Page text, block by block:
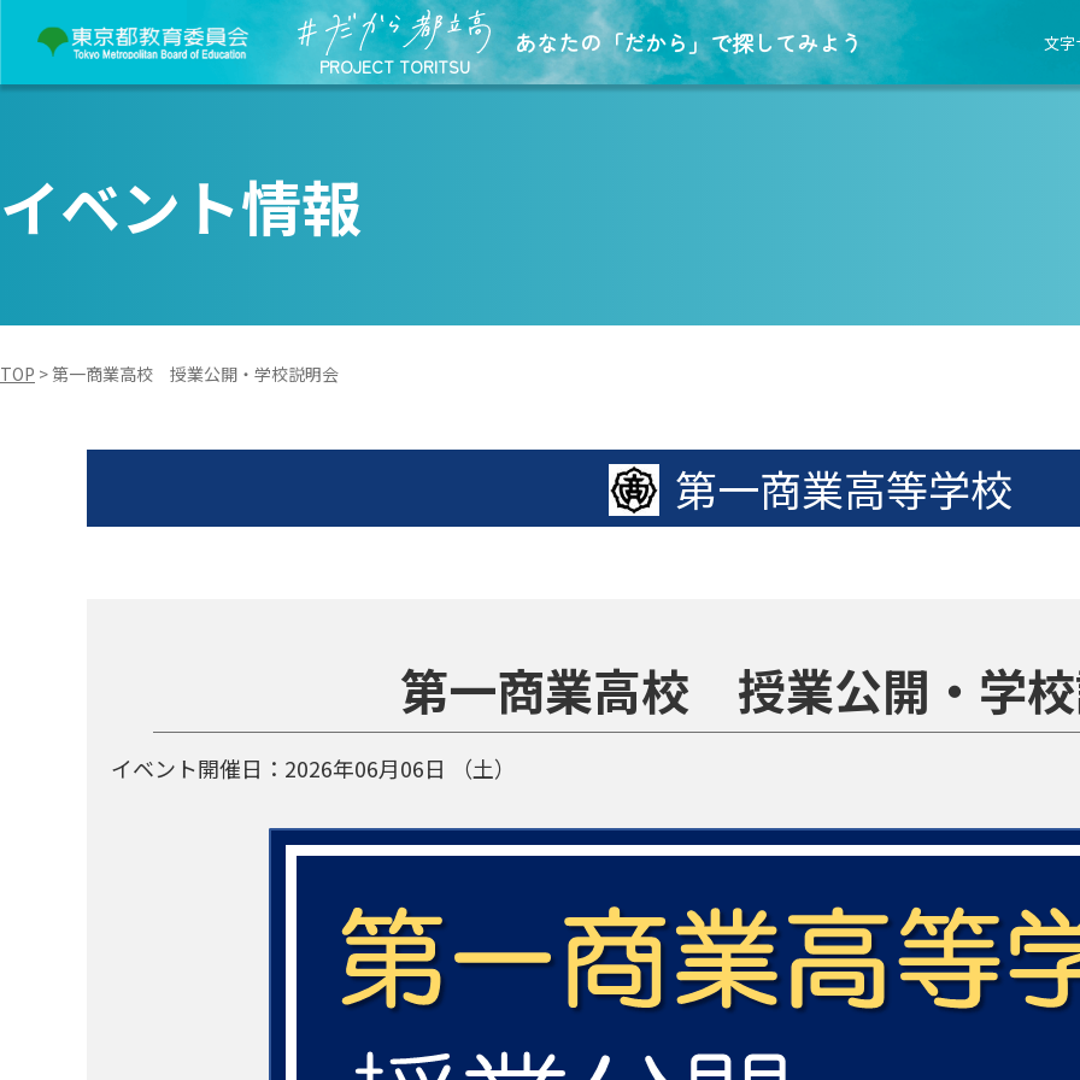
PROJECT TORITSU
あなたの「だから」で探してみよう 文字
イベント情報
TOP >第一商業高校 授業公開・学校説明会
第一商業高等学校
第一商業高校 授業公開・学
イベント開催日： 2026年06月06日 （土）